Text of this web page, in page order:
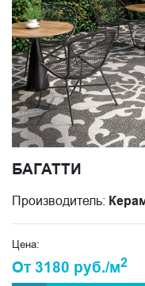
БАГАТТИ
Производитель:
Цена:
От 3180 руб./м2